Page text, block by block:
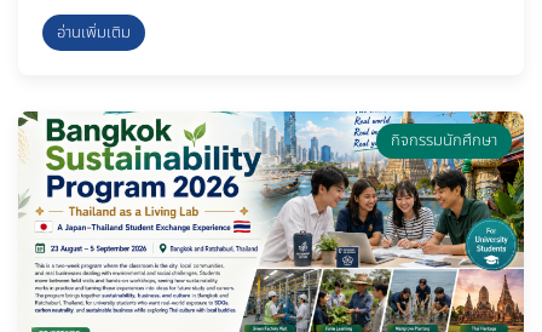
ประสิทธิภาพการทำงานรับมือความ
เปลี่ยนแปลง ชลบุรี, 8 กรกฎาคม
2569
อ่านเพิ่มเติม
กิจกรรมนักศึกษา